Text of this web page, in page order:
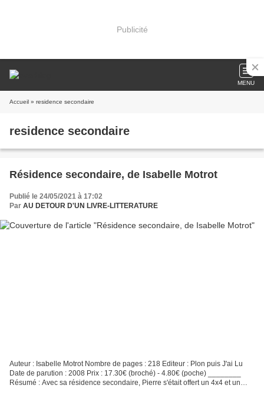
Publicité
MENU
Accueil » residence secondaire
residence secondaire
Résidence secondaire, de Isabelle Motrot
Publié le 24/05/2021 à 17:02
Par AU DETOUR D'UN LIVRE-LITTERATURE
Auteur : Isabelle Motrot Nombre de pages : 218 Editeur : Plon puis J'ai Lu
Date de parution : 2008 Prix : 17.30€ (broché) - 4.80€ (poche) ________
Résumé : Avec sa résidence secondaire, Pierre s'était offert un 4x4 et un